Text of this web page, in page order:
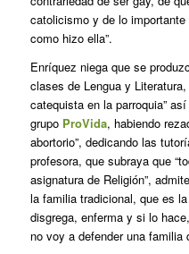
catolicismo y de lo
como hizo ella”.
Enríquez niega que se
clases de Lengua y
catequista en la parroquia”
grupoProVida, habiendo
abortorio”, dedicando las
profesora, que subraya que
asignatura de Religión”,
la familia tradicional, que es
disgrega, enferma y si lo
no voy a defender una familia